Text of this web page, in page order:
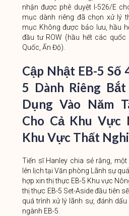
nhận được phê duyệt I-526/E
mục dành riêng đã chọn xử lý
mục Không được bảo lưu, hầu
đầu tư ROW (hầu hết các
Quốc, Ấn Độ).
Cập Nhật EB-5 Số
5 Dành Riêng
Dụng Vào Năm
Cho Cả Khu Vực
Khu Vực Thất
Tiến sĩ Hanley chia sẻ rằng,
lên lịch tại Văn phòng Lãnh sự
hợp xin thị thực EB-5 Khu vực
thị thực EB-5 Set-Aside đầu tiên
quá trình xử lý lãnh sự, đánh
ngành EB-5.